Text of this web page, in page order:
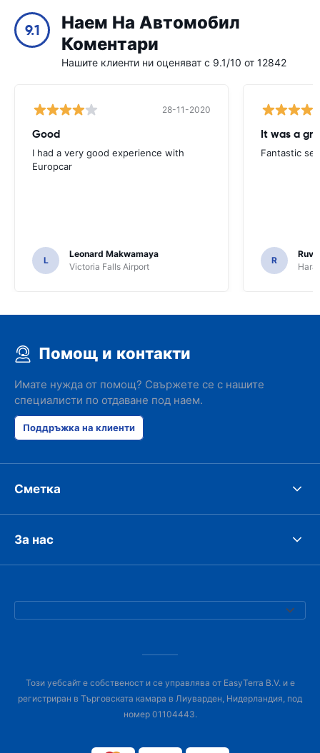
9.1
Наем На Автомобил
Коментари
Нашите клиенти ни оценяват с 9.1/10 от 12842
28-11-2020
Good
I had a very good experience with
Europcar
L
Leonard Makwamaya
Victoria Falls Airport
Fantastic
R
Помощ и контакти
Имате нужда от помощ? Свържете се с нашите
специалисти по отдаване под наем.
Поддръжка на клиенти
Сметка
За нас
Този уебсайт е собственост и се управлява от EasyTerra B.V. и е
регистриран в Търговската камара в Лиуварден, Нидерландия, под
номер 01104443.